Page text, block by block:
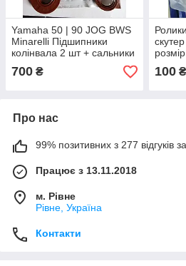
Yamaha 50 | 90 JOG BWS
Minarelli Підшипники
колінвала 2 шт + сальники
(фірма NTN Fengri)
700 ₴
ТАТА
100₴
Про нас
99% позитивних з 277 відгуків
Працює з 13.11.2018
м. Рівне
Рівне, Україна
Контакти